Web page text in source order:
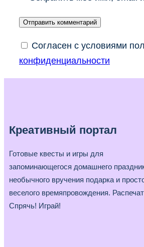
Согласен с условиями
конфиденциальности
Креативный портал
Готовые квесты и игры для
запоминающегося домашнего
необычного вручения подарка и
веселого времяпровождения.
Спрячь! Играй!